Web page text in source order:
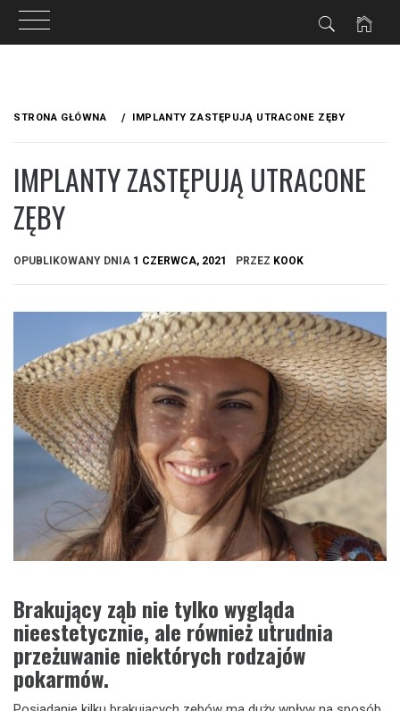
STRONA GŁÓWNA IMPLANTY ZASTĘPUJĄ UTRACONE ZĘBY
IMPLANTY ZASTĘPUJĄ UTRACONE
ZĘBY
OPUBLIKOWANY DNIA 1 CZERWCA, 2021 PRZEZ KOOK
Brakujący ząb nie tylko wygląda
nieestetycznie, ale również utrudnia
przeżuwanie niektórych rodzajów
pokarmów.